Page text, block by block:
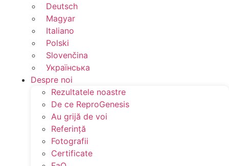
Deutsch
Magyar
Italiano
Polski
Slovenčina
Українська
Despre noi
Rezultatele noastre
De ce ReproGenesis
Au grijă de voi
Referinţă
Fotografii
Certificate